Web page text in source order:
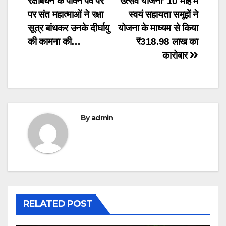
navigation
स्वयं सहायता समूहों ने
योजना के माध्यम से किया
₹318.98 लाख का
कारोबार
पर संत महात्माओं ने रक्षा
सूत्र बांधकर उनके दीर्घायु
की कामना की…
Byadmin
RELATED POST